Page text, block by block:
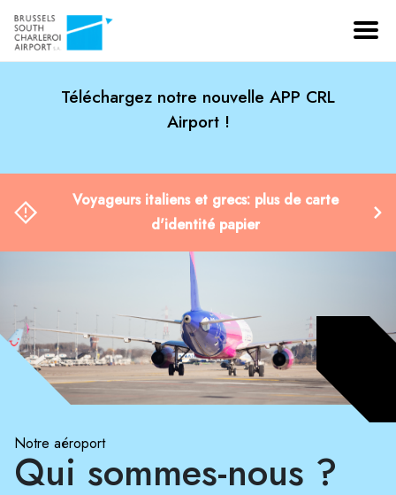
Téléchargez notre nouvelle APP CRL
Airport !
Voyageurs italiens et grecs: plus de carte
d'identité papier
Notre aéroport
Qui sommes-nous ?